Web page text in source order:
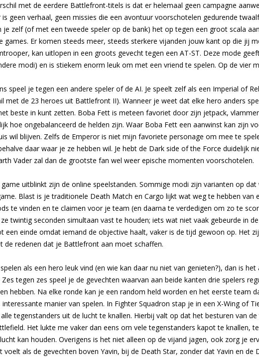
met de eerdere Battlefront-titels is dat er helemaal geen campagne
is geen verhaal, geen missies die een avontuur voorschotelen gedurende
je zelf (of met een tweede speler op de bank) het op tegen een groot scala
games. Er komen steeds meer, steeds sterkere vijanden jouw kant op die jij
kan uitlopen in een groots gevecht tegen een AT-ST. Deze mode
modi) en is stiekem enorm leuk om met een vriend te spelen. Op de vier
speel je tegen een andere speler of de AI. Je speelt zelf als een Imperial of
met de 23 heroes uit Battlefront II). Wanneer je weet dat elke hero anders
beste in kunt zetten. Boba Fett is meteen favoriet door zijn jetpack,
hoe ongebalanceerd de helden zijn. Waar Boba Fett een aanwinst kan zijn
wil blijven. Zelfs de Emperor is niet mijn favoriete personage om mee te
daar waar je ze hebben wil. Je hebt de Dark side of the Force duidelijk
Vader zal dan de grootste fan wel weer epische momenten voorschotelen.
game uitblinkt zijn de online speelstanden. Sommige modi zijn varianten op
Blast is je traditionele Death Match en Cargo lijkt wat weg te hebben
te vinden en te claimen voor je team (en daarna te verdedigen om zo te
twintig seconden simultaan vast te houden; iets wat niet vaak gebeurde in
een einde omdat iemand de objective haalt, vaker is de tijd gewoon op. Het
de redenen dat je Battlefront aan moet schaffen.
als een hero leuk vind (en wie kan daar nu niet van genieten?), dan is
tegen zes speel je de gevechten waarvan aan beide kanten drie spelers
hebben. Na elke ronde kan je een random held worden en het eerste team
interessante manier van spelen. In Fighter Squadron stap je in een X-Wing of
tegenstanders uit de lucht te knallen. Hierbij valt op dat het besturen van
Het lukte me vaker dan eens om vele tegenstanders kapot te knallen,
kan houden. Overigens is het niet alleen op de vijand jagen, ook zorg je
voelt als de gevechten boven Yavin, bij de Death Star, zonder dat Yavin en de